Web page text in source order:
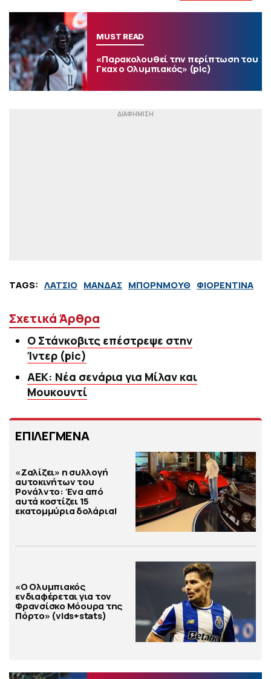
MUST READ
«Παρακολουθεί την περίπτωση του
Γκαχ ο Ολυμπιακός» (pic)
TAGS: ΛΑΤΣΙΟ ΜΑΝΔΑΣ ΜΠΟΡΝΜΟΥΘ ΦΙΟΡΕΝΤΙΝΑ
Σχετικά Άρθρα
Ο Στάνκοβιτς επέστρεψε στην
Ίντερ (pic)
ΑΕΚ: Νέα σενάρια για Μίλαν και
Μουκουντί
ΕΠΙΛΕΓΜΕΝΑ
«Ζαλίζει» η συλλογή
αυτοκινήτων του
Ρονάλντο: Ένα από
αυτά κοστίζει 15
εκατομμύρια δολάρια!
«Ο Ολυμπιακός
ενδιαφέρεται για τον
Φρανσίσκο Μόουρα της
Πόρτο» (vids+stats)